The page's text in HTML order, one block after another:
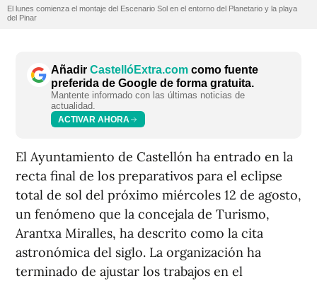
El lunes comienza el montaje del Escenario Sol en el entorno del Planetario y la playa
del Pinar
Añadir CastellóExtra.com como fuente
preferida de Google de forma gratuita.
Mantente informado con las últimas noticias de
actualidad.
ACTIVAR AHORA
El Ayuntamiento de Castellón ha entrado en la
recta final de los preparativos para el eclipse
total de sol del próximo miércoles 12 de agosto,
un fenómeno que la concejala de Turismo,
Arantxa Miralles, ha descrito como la cita
astronómica del siglo. La organización ha
terminado de ajustar los trabajos en el